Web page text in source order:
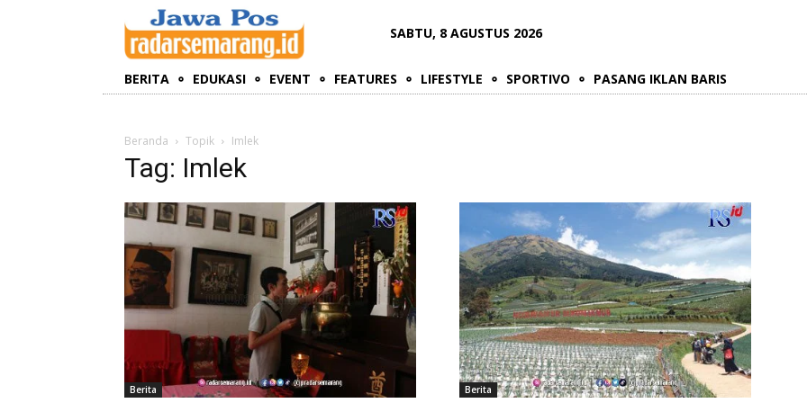
SABTU, 8 AGUSTUS 2026
BERITA EDUKASI EVENT FEATURES LIFESTYLE SPORTIVO PASANG IKLAN BARIS
Beranda Topik Imlek
Tag: Imlek
Berita Berita